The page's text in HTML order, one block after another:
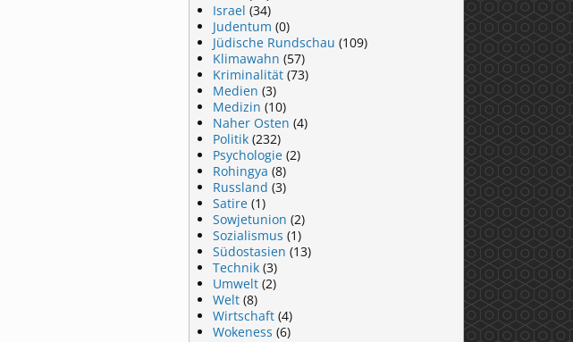
Israel (34)
Judentum (0)
Jüdische Rundschau (109)
Klimawahn (57)
Kriminalität (73)
Medien (3)
Medizin (10)
Naher Osten (4)
Politik (232)
Psychologie (2)
Rohingya (8)
Russland (3)
Satire (1)
Sowjetunion (2)
Sozialismus (1)
Südostasien (13)
Technik (3)
Umwelt (2)
Welt (8)
Wirtschaft (4)
Wokeness (6)